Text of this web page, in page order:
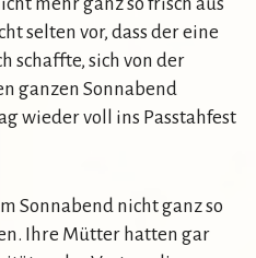
selten vor, dass der eine
schaffte, sich von der
ganzen Sonnabend
wieder voll ins Passtahfest
Sonnabend nicht ganz so
Ihre Mütter hatten gar